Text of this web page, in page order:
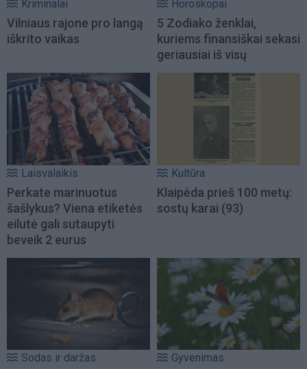
Kriminalai
Vilniaus rajone pro langą
iškrito vaikas
Horoskopai
5 Zodiako ženklai,
kuriems finansiškai sekasi
geriausiai iš visų
Laisvalaikis
Perkate marinuotus
šašlykus? Viena etiketės
eilutė gali sutaupyti
beveik 2 eurus
Kultūra
Klaipėda prieš 100 metų:
sostų karai (93)
Sodas ir daržas Gyvenimas